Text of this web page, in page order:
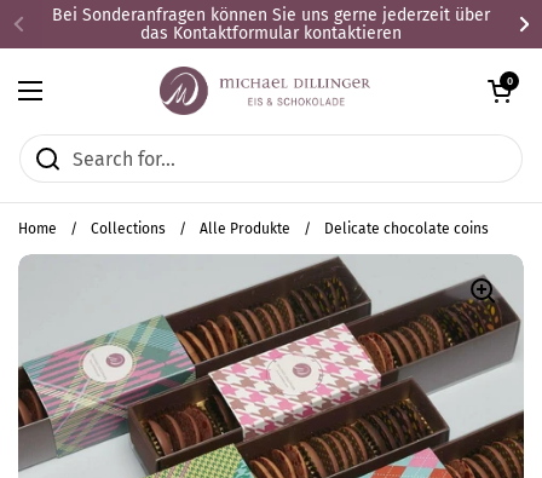
Skip to content
Bei Sonderanfragen können Sie uns gerne jederzeit über
das Kontaktformular kontaktieren
Open menu
Open cart
0
Home / Collections / Alle Produkte / Delicate chocolate coins